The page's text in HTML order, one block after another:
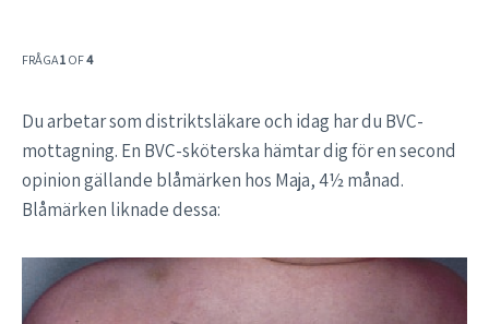
FRÅGA1 OF4
Du arbetar som distriktsläkare och idag har du BVC-
mottagning. En BVC-sköterska hämtar dig för en second
opinion gällande blåmärken hos Maja, 4½ månad.
Blåmärken liknade dessa: